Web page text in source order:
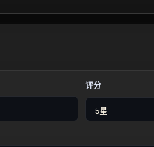
评分